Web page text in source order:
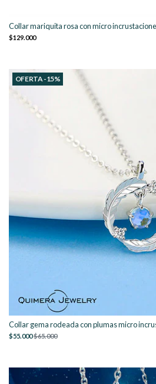
Collar mariquita rosa con micro
$129.000
OFERTA -15%
Collar gema rodeada con plumas micro
$55.000$65.000